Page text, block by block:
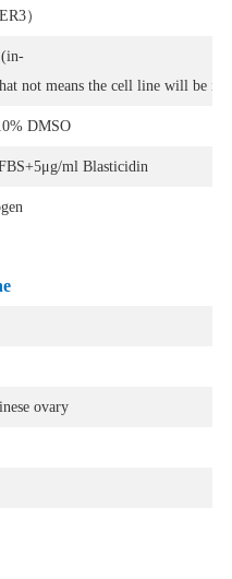
）
(in-
not means the cell line will be
DMSO
ml Blasticidin
ovary